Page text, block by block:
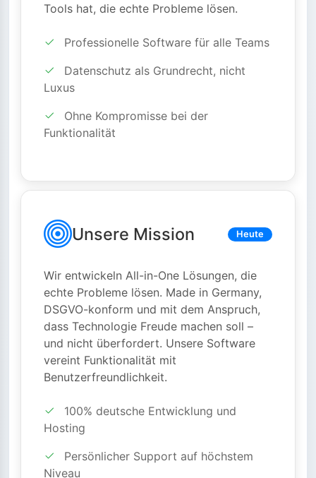
Tools hat, die echte Probleme lösen.
Professionelle Software für alle Teams
Datenschutz als Grundrecht, nicht
Luxus
Ohne Kompromisse bei der
Funktionalität
Unsere Mission Heute
Wir entwickeln All-in-One Lösungen, die
echte Probleme lösen. Made in Germany,
DSGVO-konform und mit dem Anspruch,
dass Technologie Freude machen soll –
und nicht überfordert. Unsere Software
vereint Funktionalität mit
Benutzerfreundlichkeit.
100% deutsche Entwicklung und
Hosting
Persönlicher Support auf höchstem
Niveau